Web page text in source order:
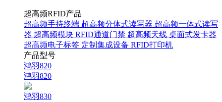
超高频RFID产品
超高频手持终端 超高频分体式读写器 超高频一体式读写
器 超高频模块 RFID通道门禁 超高频天线 桌面式发卡器
超高频电子标签 定制集成设备 RFID打印机
产品型号
鸿羽820
鸿羽820
鸿羽830